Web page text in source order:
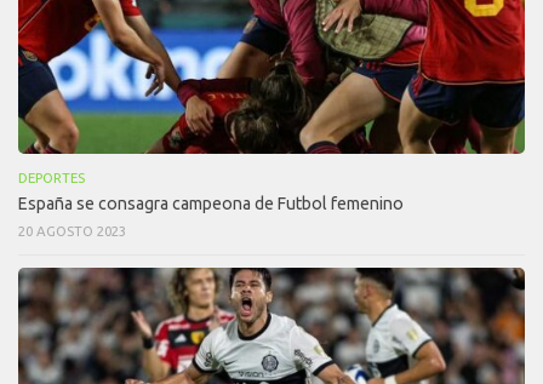
DEPORTES
España se consagra campeona de Futbol femenino
20 AGOSTO 2023